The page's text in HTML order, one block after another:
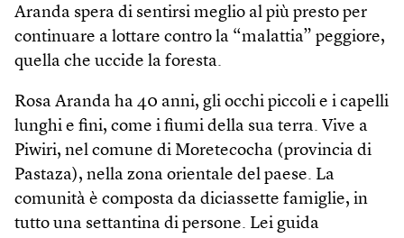
Aranda spera di sentirsi meglio al più presto per
continuare a lottare contro la “malattia” peggiore,
quella che uccide la foresta.
Rosa Aranda ha 40 anni, gli occhi piccoli e i capelli
lunghi e fini, come i fiumi della sua terra. Vive a
Piwiri, nel comune di Moretecocha (provincia di
Pastaza), nella zona orientale del paese. La
comunità è composta da diciassette famiglie, in
tutto una settantina di persone. Lei guida